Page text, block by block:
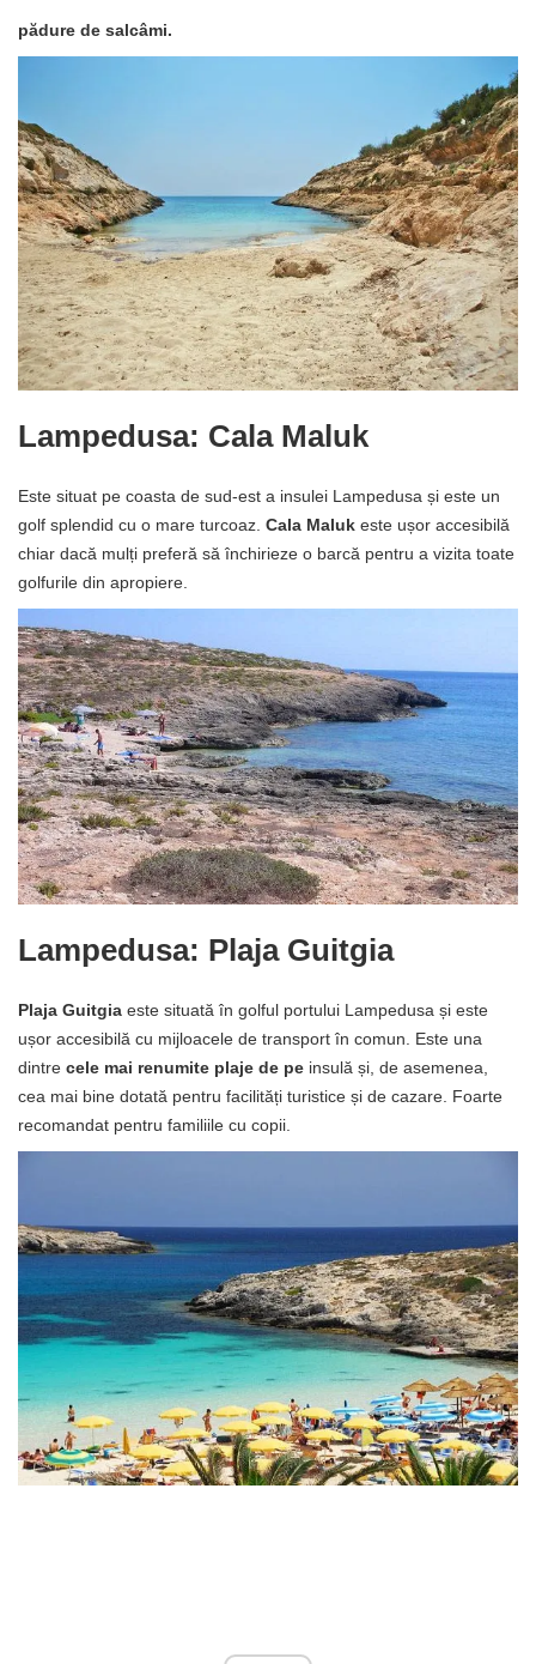
pădure de salcâmi.
Lampedusa: Cala Maluk
Este situat pe coasta de sud-est a insulei Lampedusa și este un
golf splendid cu o mare turcoaz. Cala Maluk este ușor accesibilă
chiar dacă mulți preferă să închirieze o barcă pentru a vizita toate
golfurile din apropiere.
Lampedusa: Plaja Guitgia
Plaja Guitgia este situată în golful portului Lampedusa și este
ușor accesibilă cu mijloacele de transport în comun. Este una
dintre cele mai renumite plaje de pe insulă și, de asemenea,
cea mai bine dotată pentru facilități turistice și de cazare. Foarte
recomandat pentru familiile cu copii.